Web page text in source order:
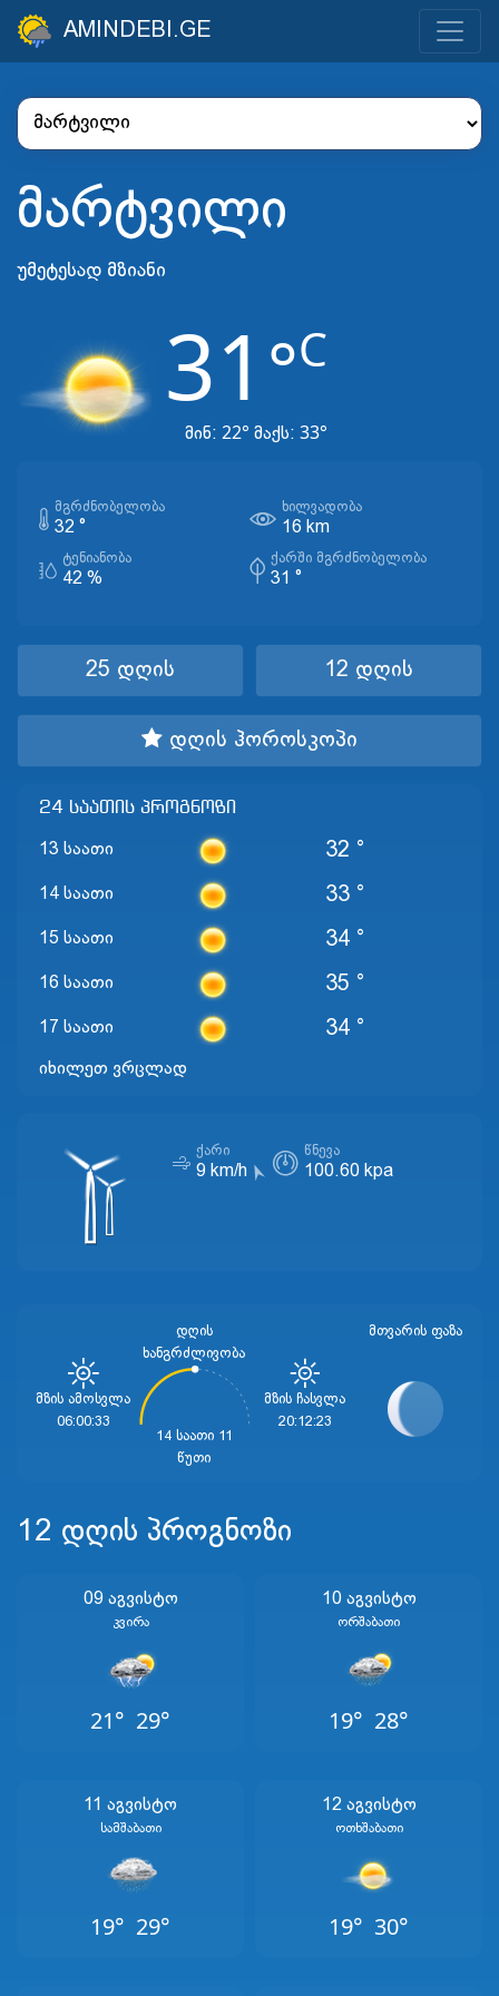
AMINDEBI.GE
მარტვილი
უმეტესად მზიანი
31 °C
მინ: 22° მაქს: 33°
ᲛᲒᲠᲫᲜᲝᲑᲔᲚᲝᲑᲐ
32 °
ᲮᲘᲚᲕᲐᲓᲝᲑᲐ
16 km
ᲢᲔᲜᲘᲐᲜᲝᲑᲐ
42 %
ᲥᲐᲠᲨᲘ ᲛᲒᲠᲫᲜᲝᲑᲔᲚᲝᲑᲐ
31 °
25 დღის 12 დღის
დღის ჰოროსკოპი
24 საათის პროგნოზი
13 საათი 32 °
14 საათი 33 °
15 საათი 34 °
16 საათი 35 °
17 საათი 34 °
იხილეთ ვრცლად
ᲥᲐᲠᲘ
9 km/h
ᲬᲜᲔᲕᲐ
100.60 kpa
06:00:33
Მზის Ამოსვლა
დღის
ხანგრძლივობა
14 საათი 11
წუთი
20:12:23
Მზის Ჩასვლა
ᲛᲗᲕᲐᲠᲘᲡ ᲤᲐᲖᲐ
12 დღის პროგნოზი
09 Აგვისტო
Კვირა
21° 29°
10 Აგვისტო
Ორშაბათი
19° 28°
11 Აგვისტო
Სამშაბათი
19° 29°
12 Აგვისტო
Ოთხშაბათი
19° 30°